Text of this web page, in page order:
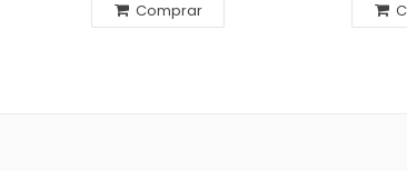
Comprar